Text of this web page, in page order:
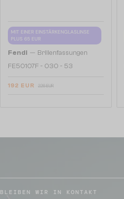
MIT EINER EINSTÄRKENGLASLINSE
PLUS 65 EUR
Fendi — Brillenfassungen
FE50107F - 030 - 53
192 EUR 226 EUR
BLEIBEN WIR IN KONTAKT